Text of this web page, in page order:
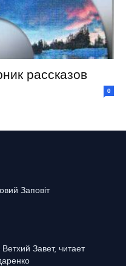
рассказов
0
Заповіт
Завет, читает